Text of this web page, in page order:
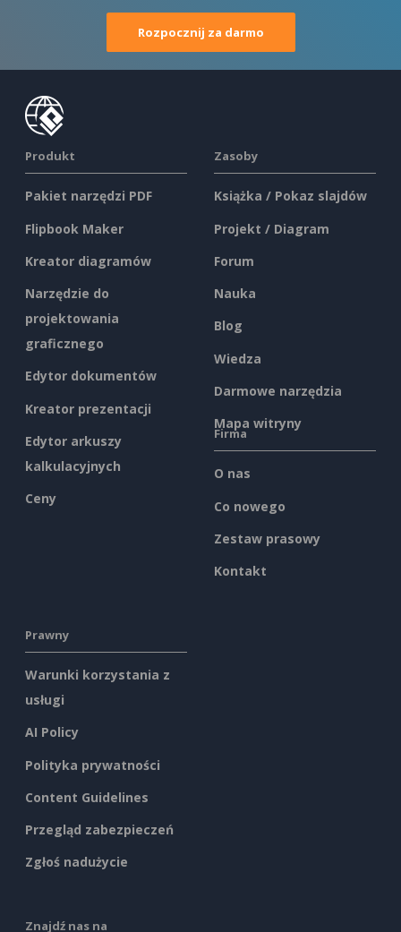
Rozpocznij za darmo
Produkt
Pakiet narzędzi PDF
Flipbook Maker
Kreator diagramów
Narzędzie do
projektowania
graficznego
Edytor dokumentów
Kreator prezentacji
Edytor arkuszy
kalkulacyjnych
Ceny
Zasoby
Książka / Pokaz slajdów
Projekt / Diagram
Forum
Nauka
Blog
Wiedza
Darmowe narzędzia
Mapa witryny
Firma
O nas
Co nowego
Zestaw prasowy
Kontakt
Prawny
Warunki korzystania z
usługi
AI Policy
Polityka prywatności
Content Guidelines
Przegląd zabezpieczeń
Zgłoś nadużycie
Znajdź nas na